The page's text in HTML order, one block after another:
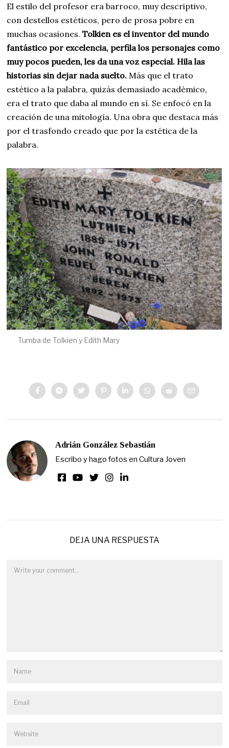
El estilo del profesor era barroco, muy descriptivo,
con destellos estéticos, pero de prosa pobre en
muchas ocasiones.Tolkien es el inventor del mundo
fantástico por excelencia, perfila los personajes como
muy pocos pueden, les da una voz especial. Hila las
historias sin dejar nada suelto. Más que el trato
estético a la palabra, quizás demasiado académico,
era el trato que daba al mundo en sí. Se enfocó en la
creación de una mitología. Una obra que destaca más
por el trasfondo creado que por la estética de la
palabra.
Tumba de Tolkien y Edith Mary
Adrián González Sebastián
Escribo y hago fotos en Cultura Joven
DEJA UNA RESPUESTA